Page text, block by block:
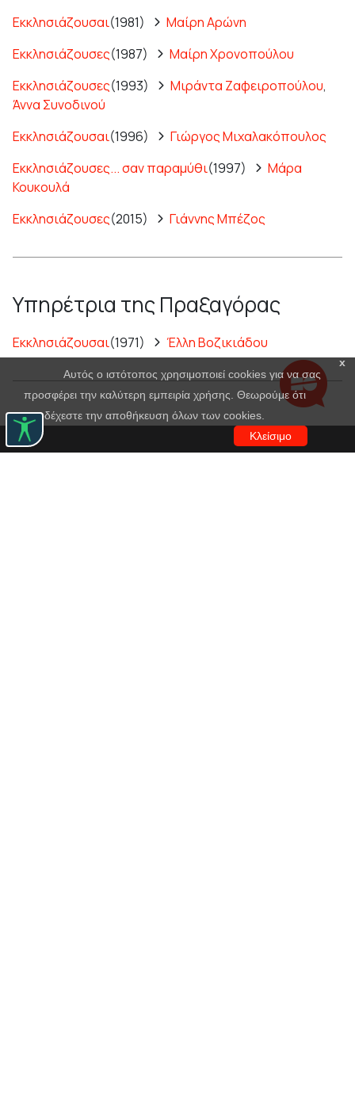
Εκκλησιάζουσαι(1981)
Μαίρη Αρώνη
Εκκλησιάζουσες(1987)
Μαίρη Χρονοπούλου
Εκκλησιάζουσες(1993) Μιράντα Ζαφειροπούλου,
Άννα Συνοδινού
Εκκλησιάζουσαι(1996)
Γιώργος Μιχαλακόπουλος
Εκκλησιάζουσες... σαν παραμύθι(1997)
Μάρα
Κουκουλά
Εκκλησιάζουσες(2015) Γιάννης Μπέζος
Υπηρέτρια της Πραξαγόρας
Εκκλησιάζουσαι(1971) Έλλη Βοζικιάδου
x
Αυτός ο ιστότοπος χρησιμοποιεί cookies για να σας
προσφέρει την καλύτερη εμπειρία χρήσης. Θεωρούμε ότι
αποδέχεστε την αποθήκευση όλων των cookies.
Κλείσιμο